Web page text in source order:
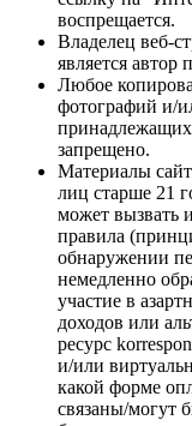
воспрещается.
Владелец веб-
является автор
Любое
фотографий и/
принадлежащих
запрещено.
Материалы
лиц старше 21
может вызвать
правила
обнаружении
немедленно
участие в
доходов или
ресурс
и/или
какой форме
связаны/могут